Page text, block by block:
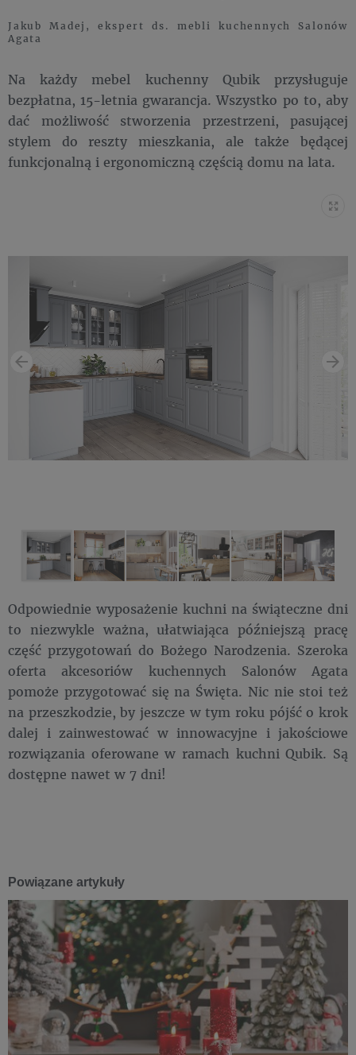
Jakub Madej, ekspert ds. mebli kuchennych Salonów
Agata
Na każdy mebel kuchenny Qubik przysługuje
bezpłatna, 15-letnia gwarancja. Wszystko po to, aby
dać możliwość stworzenia przestrzeni, pasującej
stylem do reszty mieszkania, ale także będącej
funkcjonalną i ergonomiczną częścią domu na lata.
Odpowiednie wyposażenie kuchni na świąteczne dni
to niezwykle ważna, ułatwiająca późniejszą pracę
część przygotowań do Bożego Narodzenia. Szeroka
oferta akcesoriów kuchennych Salonów Agata
pomoże przygotować się na Święta. Nic nie stoi też
na przeszkodzie, by jeszcze w tym roku pójść o krok
dalej i zainwestować w innowacyjne i jakościowe
rozwiązania oferowane w ramach kuchni Qubik. Są
dostępne nawet w 7 dni!
Powiązane artykuły